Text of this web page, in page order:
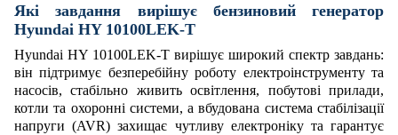
Які завдання вирішує бензиновий генератор
Hyundai HY 10100LEK-T
Hyundai HY 10100LEK-T вирішує широкий спектр завдань:
він підтримує безперебійну роботу електроінструменту та
насосів, стабільно живить освітлення, побутові прилади,
котли та охоронні системи, а вбудована система стабілізації
напруги (AVR) захищає чутливу електроніку та гарантує